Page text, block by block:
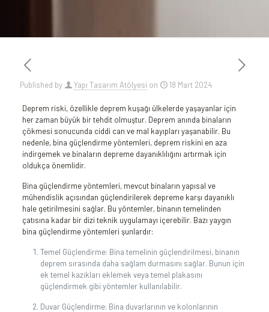
Published by Yapı Tasarım Atölyesi on 18 Mart 2024
Deprem riski, özellikle deprem kuşağı ülkelerde‍ yaşayanlar için
her zaman büyük bir tehdit olmuştur. Deprem‍ anında binaların
çökmesi sonucunda ciddi ​can ve mal kayıpları yaşanabilir. Bu
nedenle, bina güçlendirme yöntemleri, deprem riskini en aza
indirgemek ve binaların depreme dayanıklılığını ⁢artırmak için
oldukça önemlidir.
Bina güçlendirme yöntemleri, mevcut binaların yapısal ve
mühendislik açısından güçlendirilerek depreme karşı dayanıklı
hale getirilmesini sağlar. Bu yöntemler, binanın temelinden
çatısına kadar bir dizi teknik uygulamayı içerebilir. ⁤Bazı yaygın
bina güçlendirme yöntemleri şunlardır:
Temel Güçlendirme: Bina temelinin güçlendirilmesi, binanın
deprem sırasında daha⁤ sağlam durmasını sağlar. Bunun için
ek temel kazıkları ⁢eklemek veya temel plakasını
güçlendirmek gibi yöntemler kullanılabilir.
Duvar Güçlendirme: Bina duvarlarının ve kolonlarının